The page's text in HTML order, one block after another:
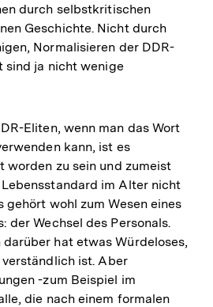
durch selbstkritischen
Geschichte. Nicht durch
Normalisieren der DDR-
sind ja nicht wenige
Eliten, wenn man das Wort
kann, ist es
worden zu sein und zumeist
im Alter nicht
gehört wohl zum Wesen eines
der Wechsel des Personals.
hat etwas Würdeloses,
ist. Aber
-zum Beispiel im
die nach einem formalen